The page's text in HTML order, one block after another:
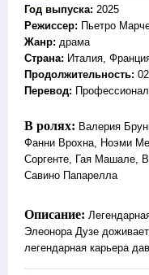
Год выпуска: 2025
Режиссер: Пьетро
Жанр: драма
Страна: Италия,
Продолжительность:
Перевод:
В ролях: Валерия
Фанни Врохна, Ноэми
Соргенте, Гая Машале,
Савино Папарелла
Описание:
Элеонора Дузе
легендарная карьера